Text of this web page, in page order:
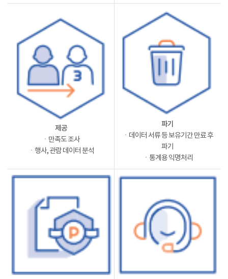
제공
ㆍ만족도 조사
ㆍ행사, 관람 데이터 분석
파기
ㆍ데이터 서류 등 보유기간 만료 후
파기
ㆍ통계용 익명처리